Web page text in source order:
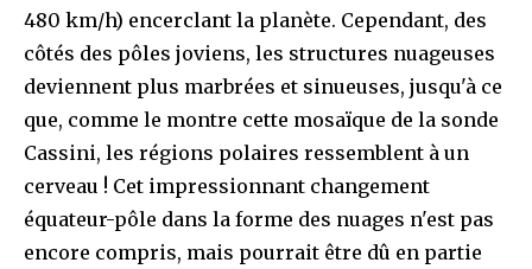
480 km/h) encerclant la planète. Cependant, des
côtés des pôles joviens, les structures nuageuses
deviennent plus marbrées et sinueuses, jusqu'à ce
que, comme le montre cette mosaïque de la sonde
Cassini, les régions polaires ressemblent à un
cerveau ! Cet impressionnant changement
équateur-pôle dans la forme des nuages n'est pas
encore compris, mais pourrait être dû en partie